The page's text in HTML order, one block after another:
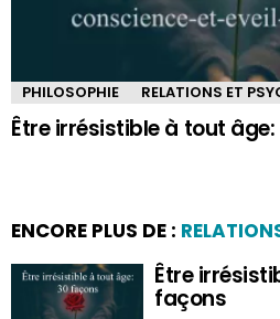
PHILOSOPHIE RELATIONS ET
Être irrésistible à tout
ENCORE PLUS DE :
Être
façons